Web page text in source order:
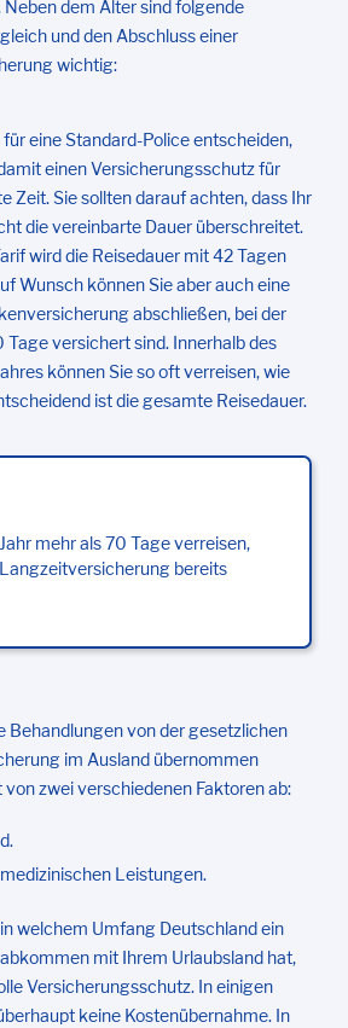
dem Alter sind folgende
und den Abschluss einer
wichtig:
für eine Standard-Police entscheiden,
einen Versicherungsschutz für
Zeit. Sie sollten darauf achten, dass Ihr
die vereinbarte Dauer überschreitet.
wird die Reisedauer mit 42 Tagen
Wunsch können Sie aber auch eine
abschließen, bei der
Tage versichert sind. Innerhalb des
können Sie so oft verreisen, wie
ist die gesamte Reisedauer.
mehr als 70 Tage verreisen,
bereits
Behandlungen von der gesetzlichen
im Ausland übernommen
zwei verschiedenen Faktoren ab:
Leistungen.
welchem Umfang Deutschland ein
mit Ihrem Urlaubsland hat,
Versicherungsschutz. In einigen
keine Kostenübernahme. In